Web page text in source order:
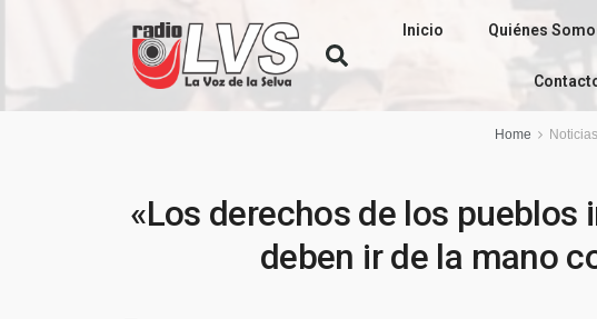
Inicio Quiénes
Home Noticias
«Los derechos de los pueblos
deben ir de la mano